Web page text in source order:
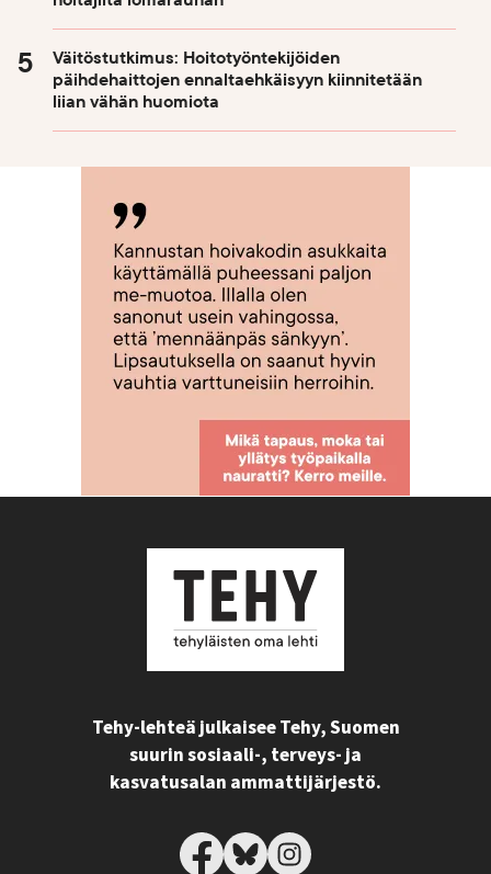
Väitöstutkimus: Hoitotyöntekijöiden
päihdehaittojen ennaltaehkäisyyn kiinnitetään
liian vähän huomiota
Tehy-lehteä julkaisee Tehy, Suomen
suurin sosiaali-, terveys- ja
kasvatusalan ammattijärjestö.